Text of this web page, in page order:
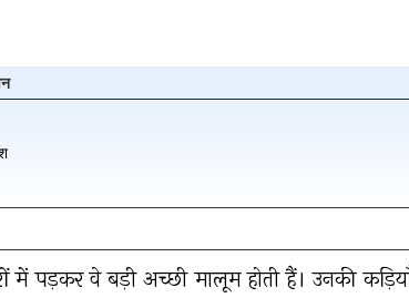
में पड़कर वे बड़ी अच्छी मालूम होती हैं। उनकी
पर क्लिक
हटाएँ